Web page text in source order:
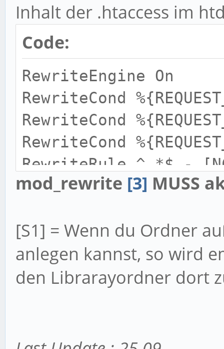
->->->->-
->->->->/views
->->->->->/scripts
->->->->->->/index
->->->->->->-
->/library
->->.htaccess
Inhalt der .htaccess im
Code:
RewriteEngine On
RewriteCond
RewriteCond
RewriteCond
RewriteRule ^.*$ -
RewriteRule ^.*$ /
mod_rewrite [3] MUSS
[S1] = Wenn du Ordner
anlegen kannst, so wird
den Librarayordner dort